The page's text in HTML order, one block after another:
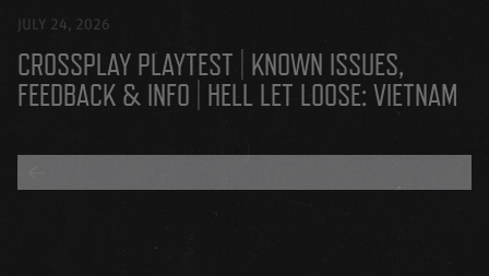
JULY 24, 2026
CROSSPLAY PLAYTEST | KNOWN ISSUES,
FEEDBACK & INFO | HELL LET LOOSE: VIETNAM